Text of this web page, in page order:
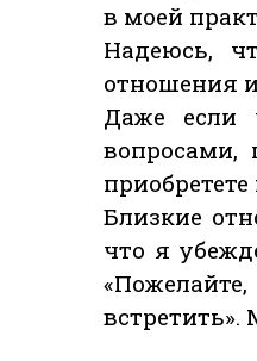
в моей
Надеюсь,
отношения
Даже если
вопросами,
Близкие
что я
встретить».